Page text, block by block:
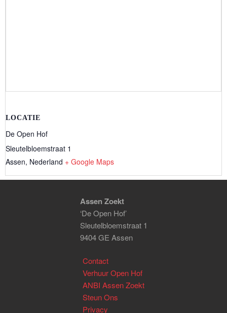
LOCATIE
De Open Hof
Sleutelbloemstraat 1
Assen, Nederland + Google Maps
Assen Zoekt
‘De Open Hof’
Sleutelbloemstraat 1
9404 GE Assen
Contact
Verhuur Open Hof
ANBI Assen Zoekt
Steun Ons
Privacy